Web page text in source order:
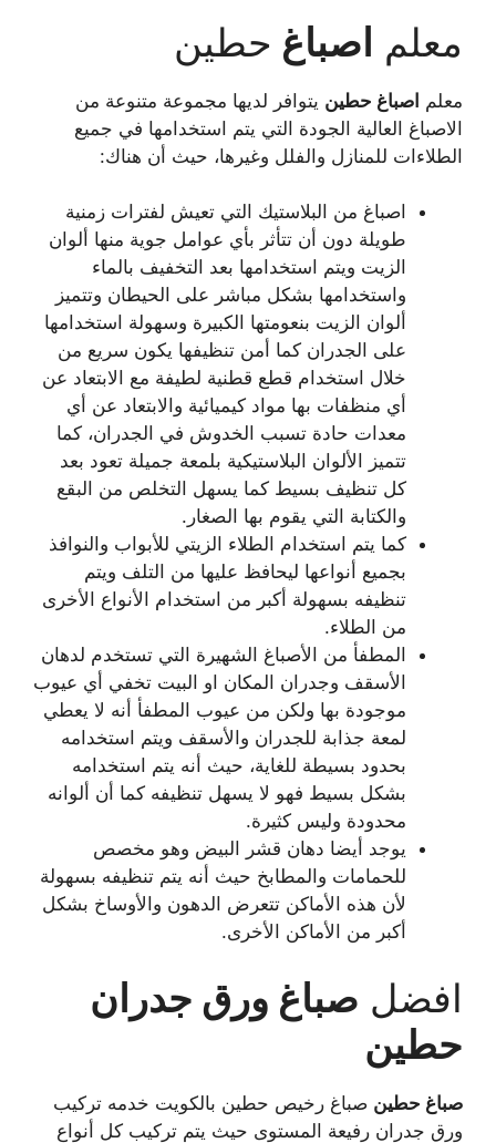
معلم اصباغ حطين
معلم اصباغ حطين يتوافر لديها مجموعة متنوعة من
الاصباغ العالية الجودة التي يتم استخدامها في جميع
الطلاءات للمنازل والفلل وغيرها، حيث أن هناك:
اصباغ من البلاستيك التي تعيش لفترات زمنية
طويلة دون أن تتأثر بأي عوامل جوية منها ألوان
الزيت ويتم استخدامها بعد التخفيف بالماء
واستخدامها بشكل مباشر على الحيطان وتتميز
ألوان الزيت بنعومتها الكبيرة وسهولة استخدامها
على الجدران كما أمن تنظيفها يكون سريع من
خلال استخدام قطع قطنية لطيفة مع الابتعاد عن
أي منظفات بها مواد كيميائية والابتعاد عن أي
معدات حادة تسبب الخدوش في الجدران، كما
تتميز الألوان البلاستيكية بلمعة جميلة تعود بعد
كل تنظيف بسيط كما يسهل التخلص من البقع
والكتابة التي يقوم بها الصغار.
كما يتم استخدام الطلاء الزيتي للأبواب والنوافذ
بجميع أنواعها ليحافظ عليها من التلف ويتم
تنظيفه بسهولة أكبر من استخدام الأنواع الأخرى
من الطلاء.
المطفأ من الأصباغ الشهيرة التي تستخدم لدهان
الأسقف وجدران المكان او البيت تخفي أي عيوب
موجودة بها ولكن من عيوب المطفأ أنه لا يعطي
لمعة جذابة للجدران والأسقف ويتم استخدامه
بحدود بسيطة للغاية، حيث أنه يتم استخدامه
بشكل بسيط فهو لا يسهل تنظيفه كما أن ألوانه
محدودة وليس كثيرة.
يوجد أيضا دهان قشر البيض وهو مخصص
للحمامات والمطابخ حيث أنه يتم تنظيفه بسهولة
لأن هذه الأماكن تتعرض الدهون والأوساخ بشكل
أكبر من الأماكن الأخرى.
افضل صباغ ورق جدران
حطين
صباغ حطين صباغ رخيص حطين بالكويت خدمه تركيب
ورق جدران رفيعة المستوى حيث يتم تركيب كل أنواع